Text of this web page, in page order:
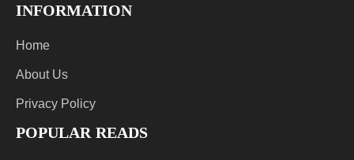
INFORMATION
Home
About Us
Privacy Policy
POPULAR READS